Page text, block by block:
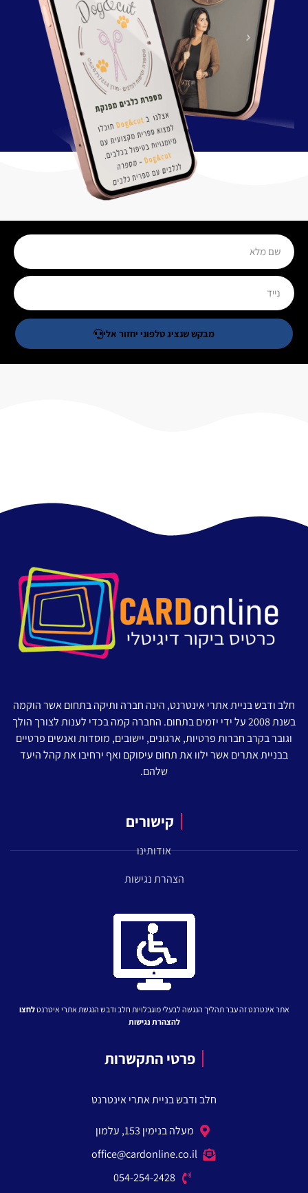
מבקש שנציג טלפוני יחזור אלי
חלב ודבש בניית אתרי אינטרנט, הינה חברה ותיקה בתחום אשר הוקמה
בשנת 2008 על ידי יזמים בתחום. החברה קמה בכדי לענות לצורך הולך
וגובר בקרב חברות פרטיות, ארגונים, יישובים, מוסדות ואנשים פרטיים
בבניית אתרים אשר ילוו את תחום עיסוקם ואף ירחיבו את קהל היעד
שלהם.
קישורים
אודותינו
הצהרת נגישות
אתר אינטרנט זה עבר תהליך הנגשה לבעלי מוגבלויות חלב ודבש הנגשת אתרי איטרנטלחצו
להצהרת נגישות
פרטי התקשרות
חלב ודבש בניית אתרי אינטרנט
מעלה בנימין 153, עלמון
office@cardonline.co.il
054-254-2428